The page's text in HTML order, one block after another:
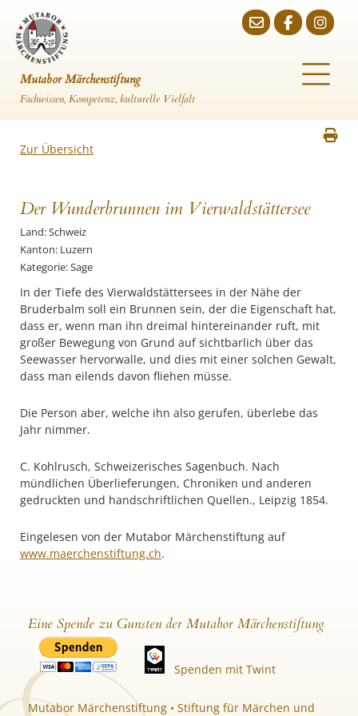
Mutabor Märchenstiftung
Fachwissen, Kompetenz, kulturelle Vielfalt
Zur Übersicht
Der Wunderbrunnen im Vierwaldstättersee
Land: Schweiz
Kanton: Luzern
Kategorie: Sage
In der Tiefe des Vierwaldstättersees in der Nähe der
Bruderbalm soll ein Brunnen sein, der die Eigenschaft hat,
dass er, wenn man ihn dreimal hintereinander ruft, mit
großer Bewegung von Grund auf sichtbarlich über das
Seewasser hervorwalle, und dies mit einer solchen Gewalt,
dass man eilends davon fliehen müsse.
Die Person aber, welche ihn also gerufen, überlebe das
Jahr nimmer.
C. Kohlrusch, Schweizerisches Sagenbuch. Nach
mündlichen Überlieferungen, Chroniken und anderen
gedruckten und handschriftlichen Quellen., Leipzig 1854.
Eingelesen von der Mutabor Märchenstiftung auf
www.maerchenstiftung.ch.
Eine Spende zu Gunsten der Mutabor Märchenstiftung
Spenden mit Twint
Mutabor Märchenstiftung • Stiftung für Märchen und